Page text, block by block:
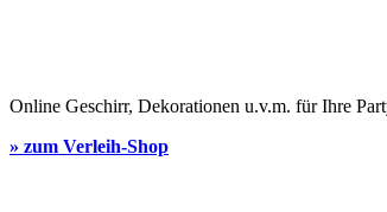
Online Geschirr, Dekorationen u.v.m. für Ihre
» zum Verleih-Shop